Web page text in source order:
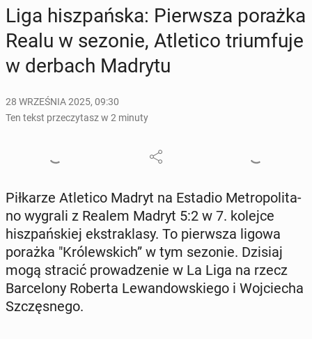
Liga hisz­pań­ska: Pierw­sza porażka
Realu w sezonie, Atle­ti­co trium­fu­je
w derbach Madrytu
28 WRZEŚNIA 2025, 09:30
Ten tekst przeczytasz w 2 minuty
Pił­ka­rze Atle­ti­co Madryt na Estadio Me­tro­po­li­ta­
no wygrali z Realem Madryt 5:2 w 7. kolejce
hisz­pań­skiej eks­tra­kla­sy. To pierw­sza ligowa
porażka "Kró­lew­skich” w tym sezonie. Dzisiaj
mogą stracić pro­wa­dze­nie w La Liga na rzecz
Bar­ce­lo­ny Roberta Le­wan­dow­skie­go i Woj­cie­cha
Szczę­sne­go.